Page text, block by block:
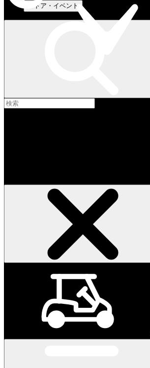
ストア・イベント